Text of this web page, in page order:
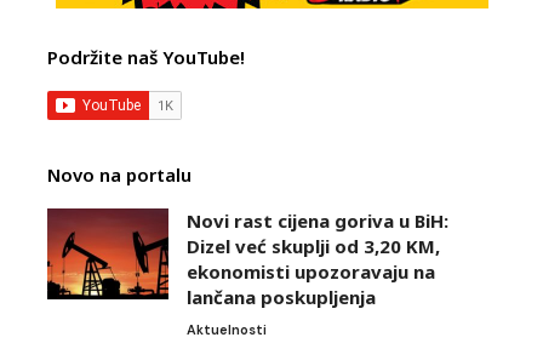
Podržite naš YouTube!
Novo na portalu
Novi rast cijena goriva u BiH:
Dizel već skuplji od 3,20 KM,
ekonomisti upozoravaju na
lančana poskupljenja
Aktuelnosti